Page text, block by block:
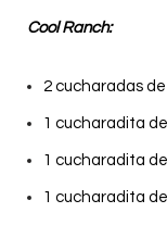
Cool Ranch:
2 cucharadas
1 cucharadita
1 cucharadita
1 cucharadita